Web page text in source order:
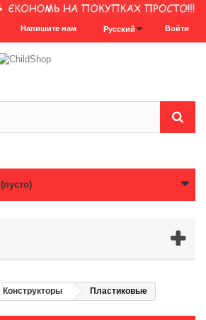
Войти
Русский
Напишите нам
(пусто)
Конструкторы Пластиковые